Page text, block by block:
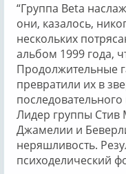
“Группа Beta
они, казалось,
нескольких
альбом 1999 года,
Продолжительные
превратили их в
Лидер группы Стив
Джамелии и
неряшливость.
психоделический